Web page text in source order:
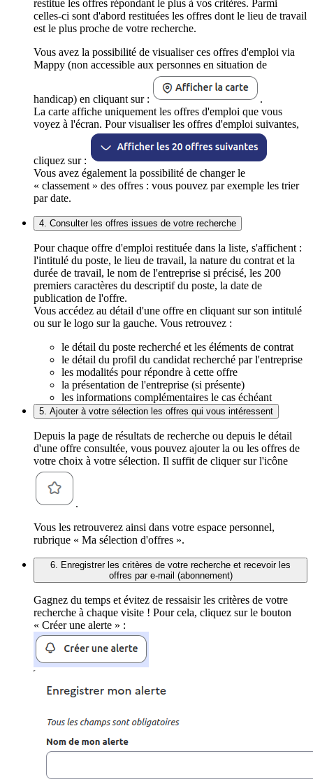
restitue les offres répondant le plus à vos critères. Parmi
celles-ci sont d'abord restituées les offres dont le lieu de travail
est le plus proche de votre recherche.
Vous avez la possibilité de visualiser ces offres d'emploi via
Mappy (non accessible aux personnes en situation de
handicap) en cliquant sur :
.
La carte affiche uniquement les offres d'emploi que vous
voyez à l'écran. Pour visualiser les offres d'emploi suivantes,
cliquez sur :
Vous avez également la possibilité de changer le
« classement » des offres : vous pouvez par exemple les trier
par date.
4. Consulter les offres issues de votre recherche
Pour chaque offre d'emploi restituée dans la liste, s'affichent :
l'intitulé du poste, le lieu de travail, la nature du contrat et la
durée de travail, le nom de l'entreprise si précisé, les 200
premiers caractères du descriptif du poste, la date de
publication de l'offre.
Vous accédez au détail d'une offre en cliquant sur son intitulé
ou sur le logo sur la gauche. Vous retrouvez :
le détail du poste recherché et les éléments de contrat
le détail du profil du candidat recherché par l'entreprise
les modalités pour répondre à cette offre
la présentation de l'entreprise (si présente)
les informations complémentaires le cas échéant
5. Ajouter à votre sélection les offres qui vous intéressent
Depuis la page de résultats de recherche ou depuis le détail
d'une offre consultée, vous pouvez ajouter la ou les offres de
votre choix à votre sélection. Il suffit de cliquer sur l'icône
.
Vous les retrouverez ainsi dans votre espace personnel,
rubrique « Ma sélection d'offres ».
6. Enregistrer les critères de votre recherche et recevoir les
offres par e-mail (abonnement)
Gagnez du temps et évitez de ressaisir les critères de votre
recherche à chaque visite ! Pour cela, cliquez sur le bouton
« Créer une alerte » :